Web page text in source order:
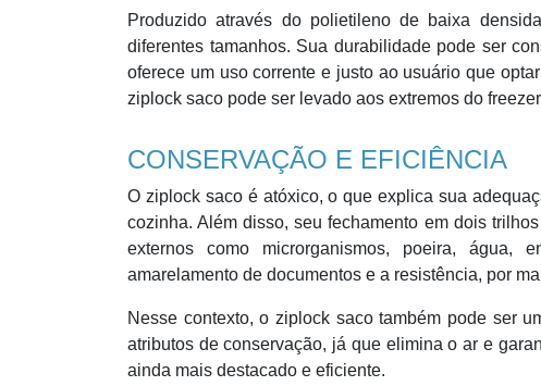
Produzido através do polietileno de baixa
diferentes tamanhos. Sua durabilidade pode ser
oferece um uso corrente e justo ao usuário que
ziplock saco pode ser levado aos extremos do
CONSERVAÇÃO E EFICIÊNCIA
O ziplock saco é atóxico, o que explica sua
cozinha. Além disso, seu fechamento em dois
externos como microrganismos, poeira, água,
amarelamento de documentos e a resistência, por
Nesse contexto, o ziplock saco também pode ser
atributos de conservação, já que elimina o ar e
ainda mais destacado e eficiente.